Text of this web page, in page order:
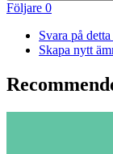
Följare 0
Svara på
Skapa nytt